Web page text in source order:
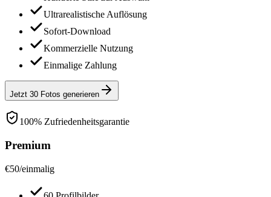
Ultrarealistische Auflösung
Sofort-Download
Kommerzielle Nutzung
Einmalige Zahlung
Jetzt 30 Fotos generieren
100% Zufriedenheitsgarantie
Premium
€50/einmalig